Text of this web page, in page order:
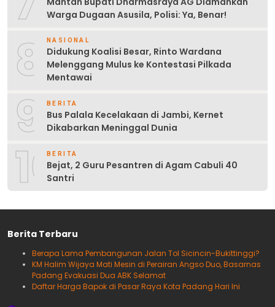
Warga Dugaan Asusila, Polisi: Ya, Benar!
8 NASIONAL
Didukung Koalisi Besar, Rinto Wardana
Melenggang Mulus ke Kontestasi Pilkada
Mentawai
9 BERITA
Bus Palala Kecelakaan di Jambi, Kernet
Dikabarkan Meninggal Dunia
10BERITA
Bejat, 2 Guru Pesantren di Agam Cabuli 40
Santri
Berita Terbaru
Berapa Lama Pembangunan Jalan Tol Sicincin-Bukittinggi?
KM Halim Wijaya Mati Mesin di Perairan Angso Duo, Basarnas
Padang Evakuasi Dua ABK Selamat
Daftar Harga Bapok di Pasar Raya Kota Padang Hari Ini